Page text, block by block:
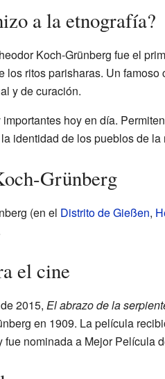
a la etnografía?
Koch-Grünberg fue el
los ritos parisharas. Un
y de curación.
hoy en día.
identidad de los pueblos de la
Grünberg
(en el Distrito de Gießen,
el cine
2015, El abrazo de la
en 1909. La película
nominada a Mejor Película